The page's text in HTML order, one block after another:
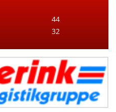
44
32